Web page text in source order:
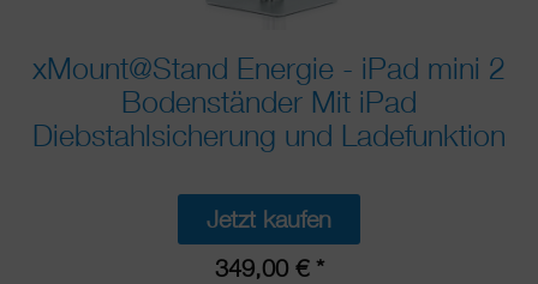
xMount@Stand Energie - iPad mini 2
Bodenständer Mit iPad
Diebstahlsicherung und Ladefunktion
Jetzt kaufen
349,00 € *